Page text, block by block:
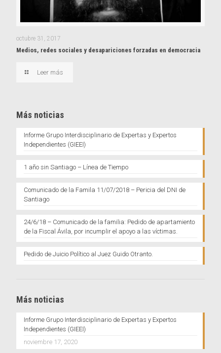
octubre 31, 2017
Medios, redes sociales y desapariciones forzadas en democracia
Leer más
Más noticias
Informe Grupo Interdisciplinario de Expertas y Expertos
Independientes (GIEEI)
1 año sin Santiago – Línea de Tiempo
Comunicado de la Famila 11/07/2018 – Pericia del DNI de
Santiago
24/6/18 – Comunicado de la familia: Pedido de apartamiento
de la Fiscal Ávila, por incumplir el apoyo a las víctimas.
Pedido de Juicio Político al Juez Guido Otranto.
Más noticias
Informe Grupo Interdisciplinario de Expertas y Expertos
Independientes (GIEEI)
noviembre 17, 2020